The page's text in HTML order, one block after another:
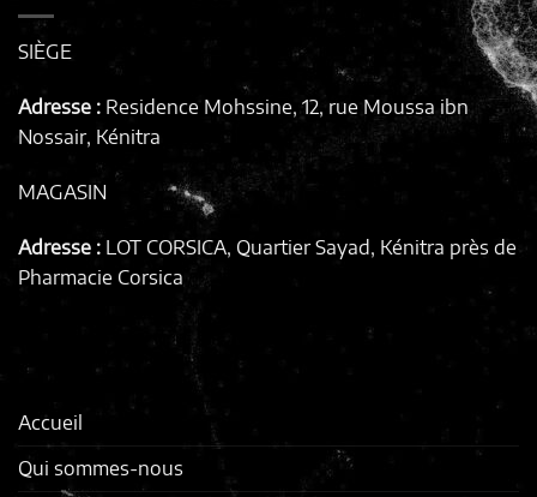
SIÈGE
Adresse : Residence Mohssine, 12, rue Moussa ibn
Nossair, Kénitra
MAGASIN
Adresse : LOT CORSICA, Quartier Sayad, Kénitra près de
Pharmacie Corsica
Accueil
Qui sommes-nous